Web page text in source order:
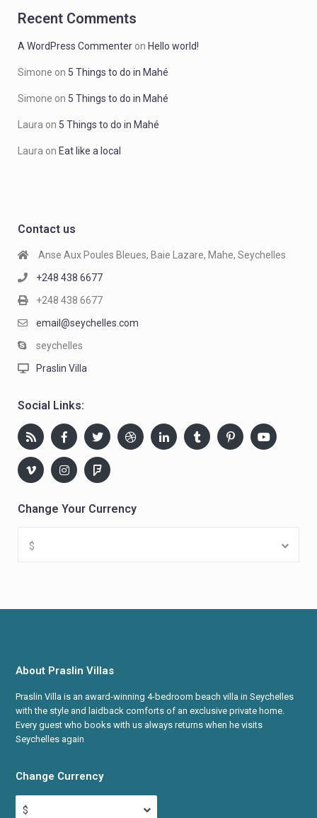
Recent Comments
A WordPress Commenter on Hello world!
Simone on 5 Things to do in Mahé
Simone on 5 Things to do in Mahé
Laura on 5 Things to do in Mahé
Laura on Eat like a local
Contact us
Anse Aux Poules Bleues, Baie Lazare, Mahe, Seychelles
+248 438 6677
+248 438 6677
email@seychelles.com
seychelles
Praslin Villa
Social Links:
Change Your Currency
$
About Praslin Villas
Praslin Villa is an award-winning 4-bedroom beach villa in Seychelles
with the style and laidback comforts of an exclusive private home.
Every guest who books with us always returns when he visits
Seychelles again
Change Currency
$